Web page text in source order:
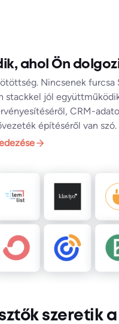
ahol Ön
Nincsenek furcsa
stackkel jól
CRM-
építéséről van szó.
szeretik